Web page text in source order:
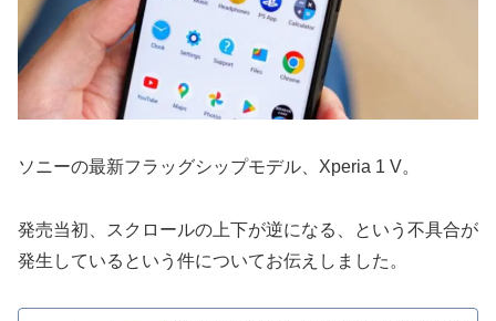
ソニーの最新フラッグシップモデル、Xperia 1 V。
発売当初、スクロールの上下が逆になる、という不具合が
発生しているという件についてお伝えしました。